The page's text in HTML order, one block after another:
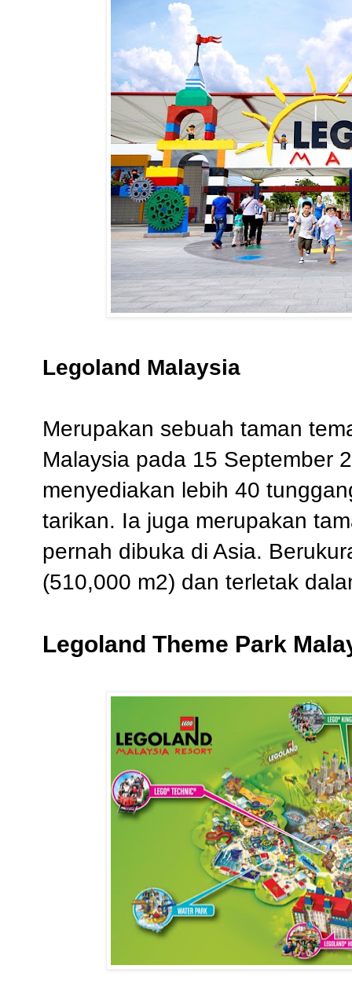
Legoland Malaysia
Merupakan sebuah taman
Malaysia pada 15 September
menyediakan lebih 40
tarikan. Ia juga merupakan
pernah dibuka di Asia.
(510,000 m2) dan terletak
Legoland Theme Park